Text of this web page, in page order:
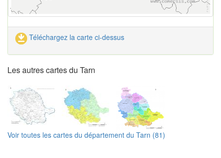
Téléchargez la carte ci-dessus
Les autres cartes du Tarn
Voir toutes les cartes du département du Tarn (81)